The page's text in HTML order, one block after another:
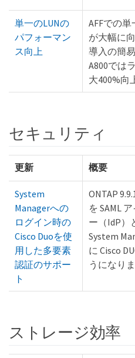
単一のLUNの
パフォーマン
ス向上
AFFでの
が大幅に
導入の簡
A800では
大400%向
セキュリティ
更新 概要
System
Managerへの
ログイン時の
Cisco Duoを使
用した多要素
認証のサポー
ト
ONTAP
を SAML
ー（IdP）
System
に Cisco
うになりま
ストレージ効率